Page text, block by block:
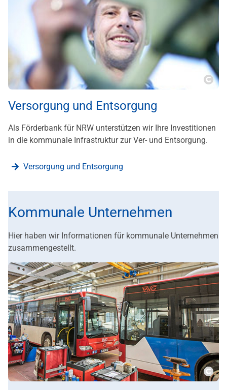
Versorgung und Entsorgung
Als Förderbank für NRW unterstützen wir Ihre Investitionen
in die kommunale Infrastruktur zur Ver- und Entsorgung.
Versorgung und Entsorgung
Kommunale Unternehmen
Hier haben wir Informationen für kommunale Unternehmen
zusammengestellt.